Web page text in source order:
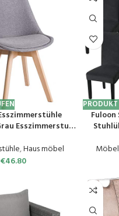
Esszimmerstuhl
Polsterstuhl Stühle
521242
,Haus möbel
€46.80
Möbel